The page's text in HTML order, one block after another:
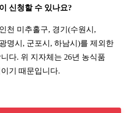
신청할 수 있나요?
천 미추홀구, 경기(수원시,
명시, 군포시, 하남시)를 제외한
다. 위 지자체는 26년 농식품
기 때문입니다.